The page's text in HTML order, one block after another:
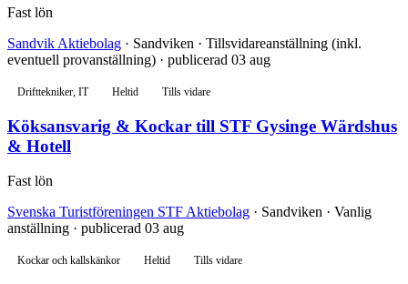
Fast lön
Sandvik Aktiebolag · Sandviken · Tillsvidareanställning (inkl.
eventuell provanställning) · publicerad 03 aug
Drifttekniker, IT Heltid Tills vidare
Köksansvarig & Kockar till STF Gysinge Wärdshus
& Hotell
Fast lön
Svenska Turistföreningen STF Aktiebolag · Sandviken · Vanlig
anställning · publicerad 03 aug
Kockar och kallskänkor Heltid Tills vidare